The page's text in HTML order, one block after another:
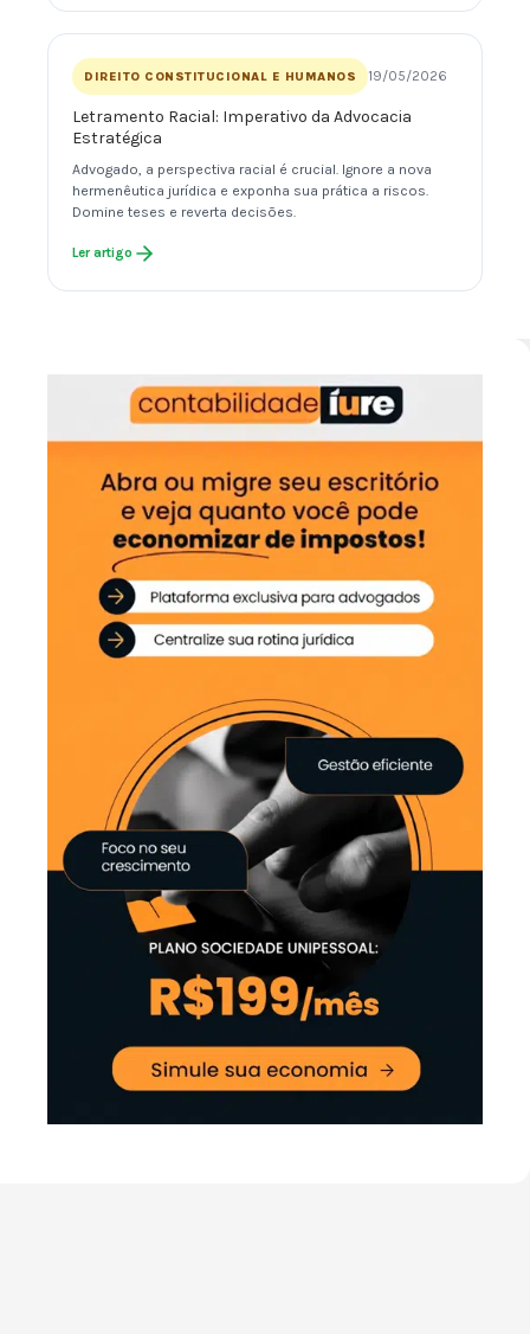
DIREITO CONSTITUCIONAL E HUMANOS 19/05/2026
Letramento Racial: Imperativo da Advocacia
Estratégica
Advogado, a perspectiva racial é crucial. Ignore a nova
hermenêutica jurídica e exponha sua prática a riscos.
Domine teses e reverta decisões.
Ler artigo